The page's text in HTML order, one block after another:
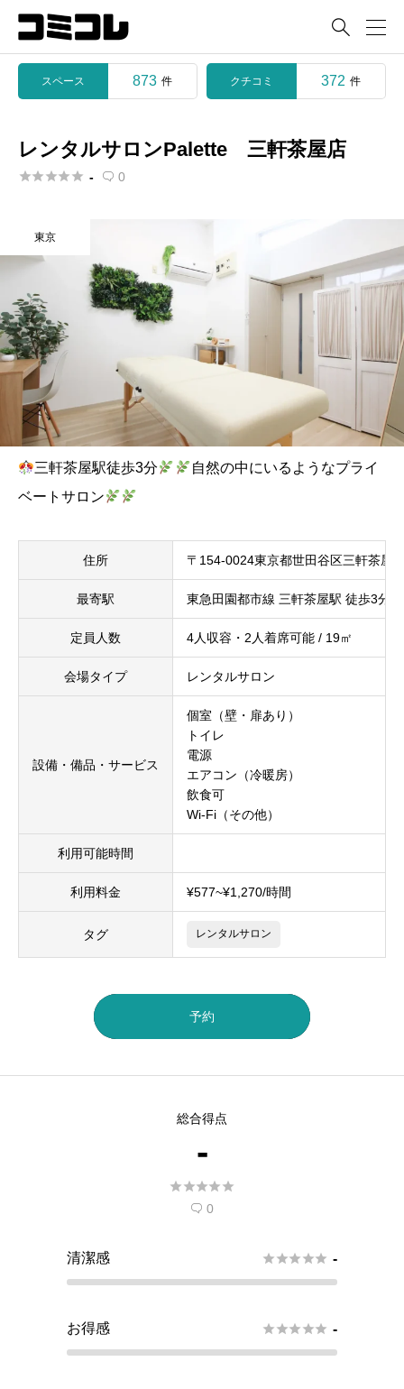

スペース 873 件 クチコミ 372 件
レンタルサロンPalette 三軒茶屋店
 -  0
東京
三軒茶屋駅徒歩3分
自然の中にいるようなプライ
ベートサロン
住所 〒154-0024東京都世田谷区三軒茶屋
最寄駅 東急田園都市線 三軒茶屋駅 徒歩3分
定員人数 4人収容・2人着席可能 / 19㎡
会場タイプ レンタルサロン
設備・備品・サービス
個室（壁・扉あり）
トイレ
電源
エアコン（冷暖房）
飲食可
Wi-Fi（その他）
利用可能時間
利用料金 ¥577~¥1,270/時間
タグ レンタルサロン
予約
総合得点
-

 0
清潔感  -
お得感  -